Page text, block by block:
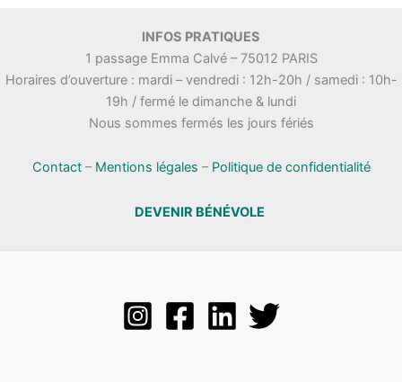
INFOS PRATIQUES
1 passage Emma Calvé – 75012 PARIS
Horaires d’ouverture : mardi – vendredi : 12h-20h / samedi : 10h-
19h / fermé le dimanche & lundi
Nous sommes fermés les jours fériés
Contact– Mentions légales – Politique de confidentialité
DEVENIR BÉNÉVOLE